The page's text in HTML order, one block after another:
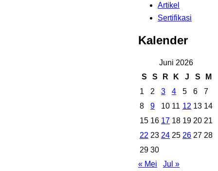
Artikel
Sertifikasi
Kalender
Juni 2026
S
S R K J S
M
1
2 3 4 5 6
7
8
9 10 11 12 13 14
15 16 17 18 19 20 21
22 23 24 25 26 27 28
29 30
« Mei
Jul »